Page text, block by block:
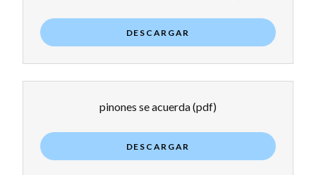
DESCARGAR
pinones se acuerda(pdf)
DESCARGAR